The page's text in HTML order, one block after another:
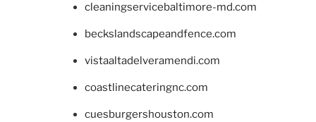
cleaningservicebaltimore-md.com
beckslandscapeandfence.com
vistaaltadelveramendi.com
coastlinecateringnc.com
cuesburgershouston.com